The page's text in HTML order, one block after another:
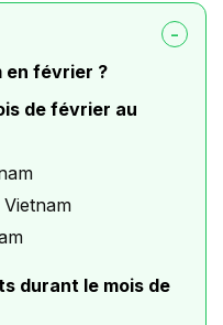
en février ?
de février au
durant le mois de